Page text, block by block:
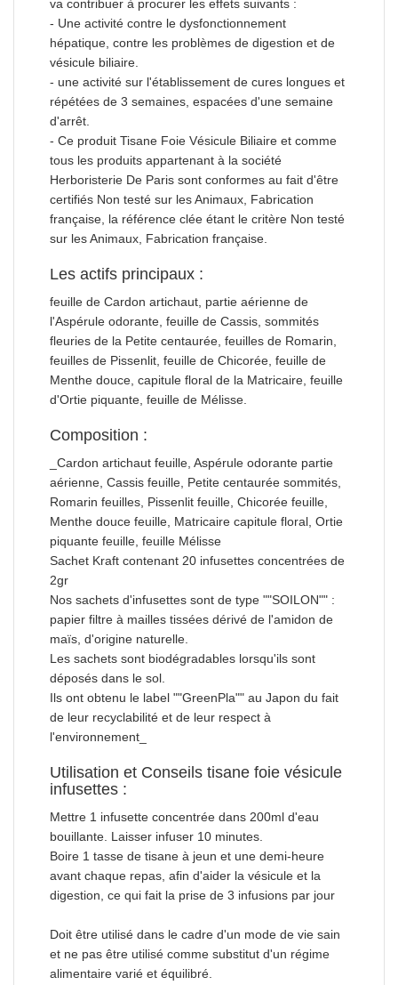
va contribuer à procurer les effets suivants :
- Une activité contre le dysfonctionnement
hépatique, contre les problèmes de digestion et de
vésicule biliaire.
- une activité sur l'établissement de cures longues et
répétées de 3 semaines, espacées d'une semaine
d'arrêt.
- Ce produit Tisane Foie Vésicule Biliaire et comme
tous les produits appartenant à la société
Herboristerie De Paris sont conformes au fait d'être
certifiés Non testé sur les Animaux, Fabrication
française, la référence clée étant le critère Non testé
sur les Animaux, Fabrication française.
Les actifs principaux :
feuille de Cardon artichaut, partie aérienne de
l'Aspérule odorante, feuille de Cassis, sommités
fleuries de la Petite centaurée, feuilles de Romarin,
feuilles de Pissenlit, feuille de Chicorée, feuille de
Menthe douce, capitule floral de la Matricaire, feuille
d'Ortie piquante, feuille de Mélisse.
Composition :
_Cardon artichaut feuille, Aspérule odorante partie
aérienne, Cassis feuille, Petite centaurée sommités,
Romarin feuilles, Pissenlit feuille, Chicorée feuille,
Menthe douce feuille, Matricaire capitule floral, Ortie
piquante feuille, feuille Mélisse
Sachet Kraft contenant 20 infusettes concentrées de
2gr
Nos sachets d'infusettes sont de type ""SOILON"" :
papier filtre à mailles tissées dérivé de l'amidon de
maïs, d'origine naturelle.
Les sachets sont biodégradables lorsqu'ils sont
déposés dans le sol.
Ils ont obtenu le label ""GreenPla"" au Japon du fait
de leur recyclabilité et de leur respect à
l'environnement_
Utilisation et Conseils tisane foie vésicule
infusettes :
Mettre 1 infusette concentrée dans 200ml d'eau
bouillante. Laisser infuser 10 minutes.
Boire 1 tasse de tisane à jeun et une demi-heure
avant chaque repas, afin d'aider la vésicule et la
digestion, ce qui fait la prise de 3 infusions par jour
Doit être utilisé dans le cadre d'un mode de vie sain
et ne pas être utilisé comme substitut d'un régime
alimentaire varié et équilibré.